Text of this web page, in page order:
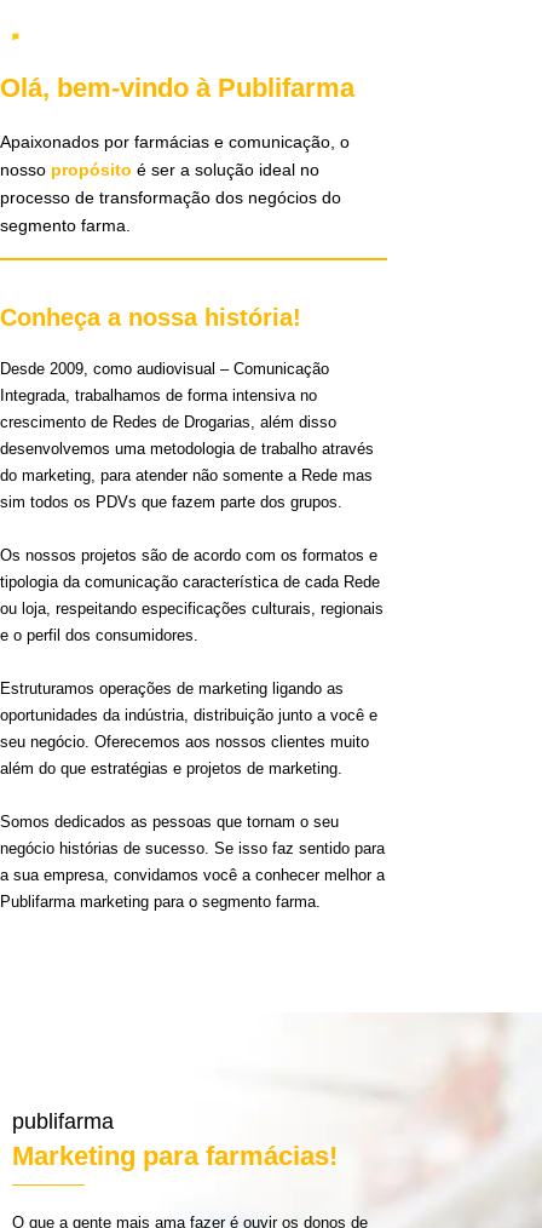
Olá, bem-vindo à Publifarma
Apaixonados por farmácias e comunicação, o
nosso propósito é ser a solução ideal no
processo de transformação dos negócios do
segmento farma.
Conheça a nossa história!
Desde 2009, como audiovisual – Comunicação
Integrada, trabalhamos de forma intensiva no
crescimento de Redes de Drogarias, além disso
desenvolvemos uma metodologia de trabalho através
do marketing, para atender não somente a Rede mas
sim todos os PDVs que fazem parte dos grupos.
Os nossos projetos são de acordo com os formatos e
tipologia da comunicação característica de cada Rede
ou loja, respeitando especificações culturais, regionais
e o perfil dos consumidores.
Estruturamos operações de marketing ligando as
oportunidades da indústria, distribuição junto a você e
seu negócio. Oferecemos aos nossos clientes muito
além do que estratégias e projetos de marketing.
Somos dedicados as pessoas que tornam o seu
negócio histórias de sucesso. Se isso faz sentido para
a sua empresa, convidamos você a conhecer melhor a
Publifarma marketing para o segmento farma.
publifarma
Marketing para farmácias!
O que a gente mais ama fazer é ouvir os donos de